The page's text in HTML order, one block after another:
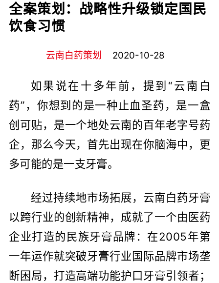
全案策划：战略性升级锁定国民
饮食习惯
云南白药策划 2020-10-28
如果说在十多年前，提到“云南白
药”，你想到的是一种止血圣药，是一盒
创可贴，是一个地处云南的百年老字号药
企，那么今天，首先出现在你脑海中，更
多可能的是一支牙膏。
经过持续地市场拓展，云南白药牙膏
以跨行业的创新精神，成就了一个由医药
企业打造的民族牙膏品牌：在2005年第
一年运作就突破牙膏行业国际品牌市场垄
断困局，打造高端功能护口牙膏引领者；